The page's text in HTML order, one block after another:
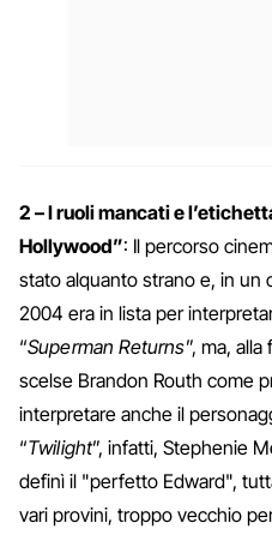
2 – I ruoli mancati e
Hollywood”: Il percorso
stato alquanto strano e, in
2004 era in lista per
“Superman Returns”, ma,
scelse Brandon Routh come
interpretare anche il
“Twilight”, infatti, Stephenie
definì il "perfetto Edward",
vari provini, troppo vecchio